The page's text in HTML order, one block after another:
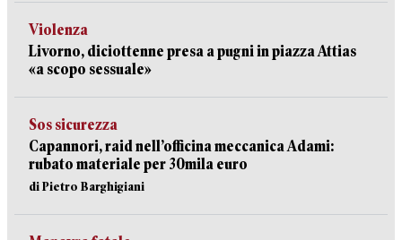
Violenza
Livorno, diciottenne presa a pugni in piazza Attias
«a scopo sessuale»
Sos sicurezza
Capannori, raid nell’officina meccanica Adami:
rubato materiale per 30mila euro
di Pietro Barghigiani